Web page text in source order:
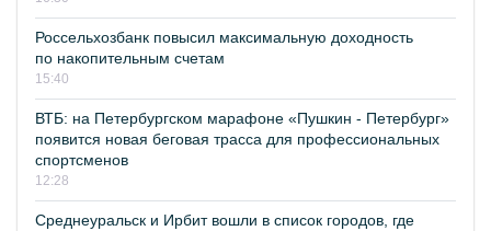
Россельхозбанк повысил максимальную доходность
по накопительным счетам
15:40
ВТБ: на Петербургском марафоне «Пушкин - Петербург»
появится новая беговая трасса для профессиональных
спортсменов
12:28
Среднеуральск и Ирбит вошли в список городов, где